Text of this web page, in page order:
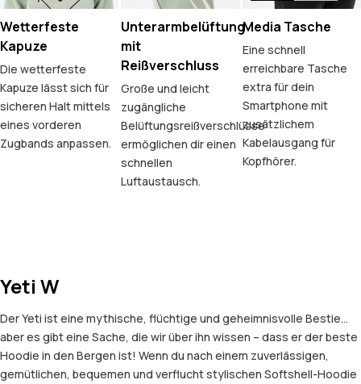
Wetterfeste
Kapuze
Die wetterfeste
Kapuze lässt sich für
sicheren Halt mittels
eines vorderen
Zugbands anpassen.
Unterarmbelüftung
mit
Reißverschluss
Große und leicht
zugängliche
Belüftungsreißverschlüsse
ermöglichen dir einen
schnellen
Luftaustausch.
Media Tasche
Eine schnell
erreichbare Tasche
extra für dein
Smartphone mit
zusätzlichem
Kabelausgang für
Kopfhörer.
Yeti W
Der Yeti ist eine mythische, flüchtige und geheimnisvolle Bestie…
aber es gibt eine Sache, die wir über ihn wissen – dass er der beste
Hoodie in den Bergen ist! Wenn du nach einem zuverlässigen,
gemütlichen, bequemen und verflucht stylischen Softshell-Hoodie